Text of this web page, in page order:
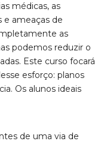
médicas, as
ameaças de
as
podemos reduzir o
Este curso focará
esforço: planos
Os alunos ideais
de uma via de